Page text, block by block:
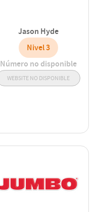
Jason Hyde
Nivel 3
Número no disponible
WEBSITE NO DISPONIBLE